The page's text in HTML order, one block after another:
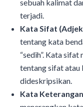
sebuah kalimat
terjadi.
Kata Sifat
tentang kata
“sedih”. Kata
tentang sifat atau
dideskripsikan.
Kata